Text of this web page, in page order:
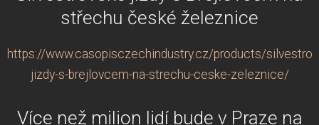
střechu české železnice
https://www.casopisczechindustry.cz/products/
jizdy-s-brejlovcem-na-strechu-ceske-zeleznice/
Více než milion lidí bude v Praze na